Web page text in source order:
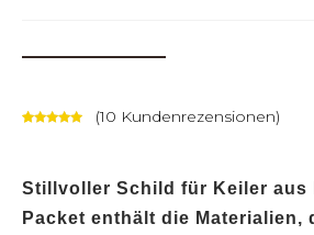
basierend
auf
Kundenbew
(10 Kundenrezensionen)
Stillvoller Schild für Keiler aus
Packet enthält die Materialien,